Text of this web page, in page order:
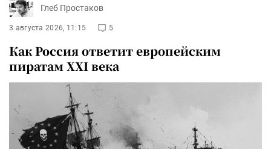
Глеб Простаков
3 августа 2026, 11:15 5
Как Россия ответит европейским
пиратам XXI века